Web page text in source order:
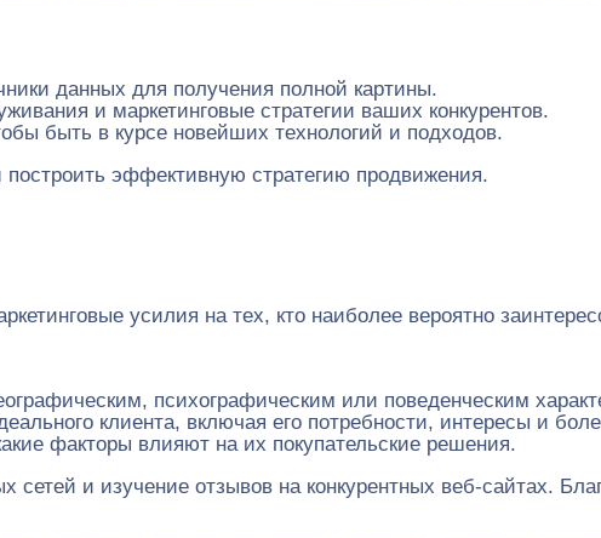
данных для получения полной картины.
и маркетинговые стратегии ваших конкурентов.
быть в курсе новейших технологий и подходов.
эффективную стратегию продвижения.
усилия на тех, кто наиболее вероятно
психографическим или поведенческим
клиента, включая его потребности, интересы и
факторы влияют на их покупательские решения.
и изучение отзывов на конкурентных веб-сайтах.